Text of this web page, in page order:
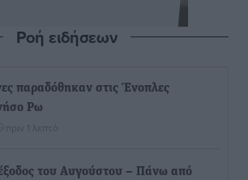
Ροή ειδήσεων
παραδόθηκαν στις Ένοπλες
Ρω
πριν 1 λεπτό
έξοδος του Αυγούστου – Πάνω από